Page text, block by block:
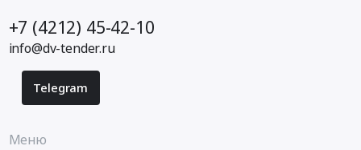
+7 (4212) 45-42-10
info@dv-tender.ru
Telegram
Меню